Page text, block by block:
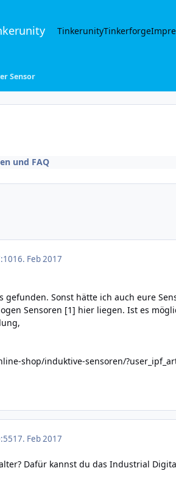
TinkerunityTinkerforge
Sensor
und FAQ
16. Feb 2017
gefunden. Sonst hätte ich auch eure
Sensoren [1] hier liegen. Ist es
shop/induktive-sensoren/
17. Feb 2017
Dafür kannst du das Industrial